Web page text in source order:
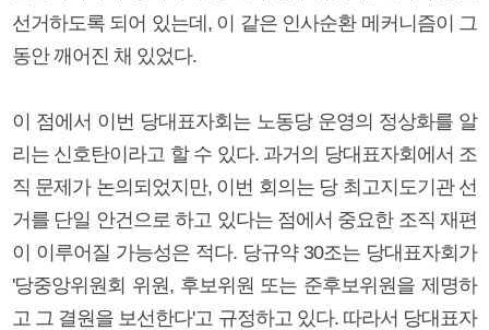
선거하도록 되어 있는데, 이 같은 인사순환 메커니즘이 그
동안 깨어진 채 있었다.
이 점에서 이번 당대표자회는 노동당 운영의 정상화를 알
리는 신호탄이라고 할 수 있다. 과거의 당대표자회에서 조
직 문제가 논의되었지만, 이번 회의는 당 최고지도기관 선
거를 단일 안건으로 하고 있다는 점에서 중요한 조직 재편
이 이루어질 가능성은 적다. 당규약 30조는 당대표자회가
'당중앙위원회 위원, 후보위원 또는 준후보위원을 제명하
고 그 결원을 보선한다'고 규정하고 있다. 따라서 당대표자